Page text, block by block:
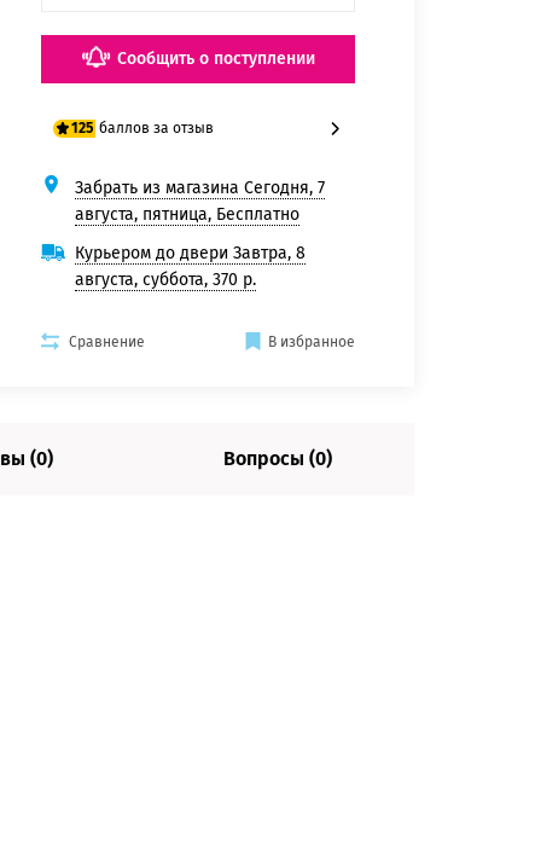
Сообщить о поступлении
125 баллов за отзыв
100 баллов
125 баллов
Забрать из магазина Сегодня, 7
августа, пятница, Бесплатно
Курьером до двери Завтра, 8
августа, суббота, 370 р.
Сравнение В избранное
(0) Вопросы (0)